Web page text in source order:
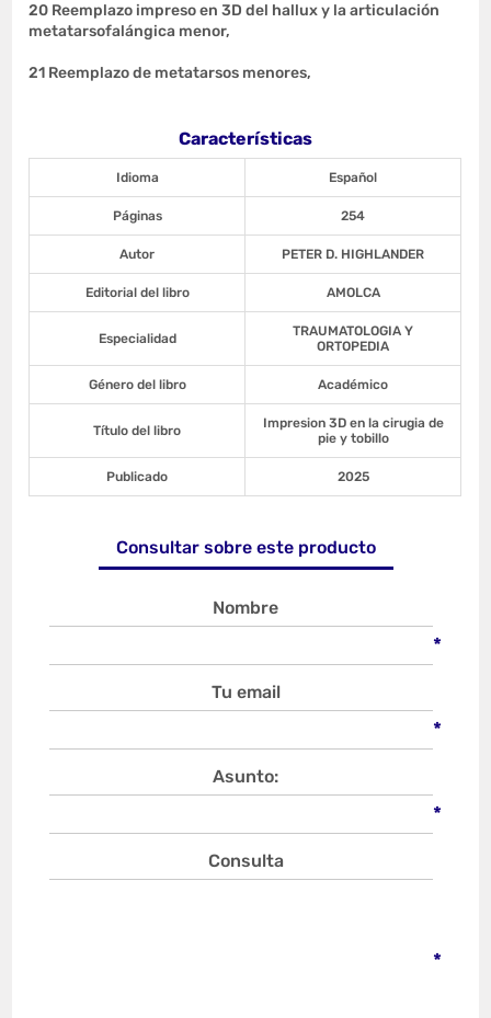
20 Reemplazo impreso en 3D del hallux y la articulación
metatarsofalángica menor,
21 Reemplazo de metatarsos menores,
Características
Idioma Español
Páginas 254
Autor PETER D. HIGHLANDER
Editorial del libro AMOLCA
Especialidad
TRAUMATOLOGIA Y
ORTOPEDIA
Género del libro Académico
Título del libro
Impresion 3D en la cirugia de
pie y tobillo
Publicado 2025
Consultar sobre este producto
Nombre
*
Tu email
*
Asunto:
*
Consulta
*